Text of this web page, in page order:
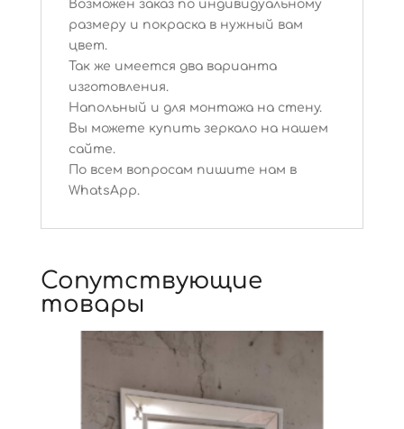
Возможен заказ по индивидуальному
размеру и покраска в нужный вам
цвет.
Так же имеется два варианта
изготовления.
Напольный и для монтажа на стену.
Вы можете купить зеркало на нашем
сайте.
По всем вопросам пишите нам в
WhatsApp.
Сопутствующие
товары